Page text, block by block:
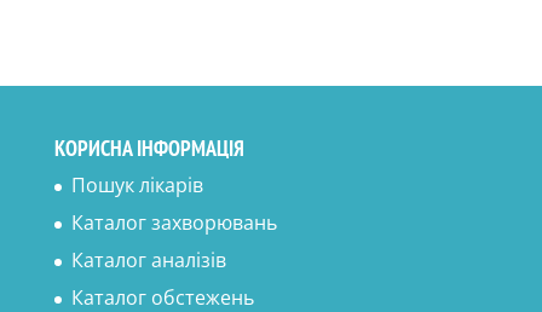
КОРИСНА ІНФОРМАЦІЯ
Пошук лікарів
Каталог захворювань
Каталог аналізів
Каталог обстежень